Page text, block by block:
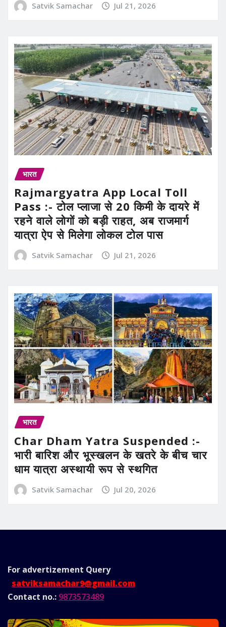
Satvik Samachar Jul 21, 2026
भारत
Rajmargyatra App Local Toll
Pass :- टोल प्लाजा से 20 किमी के दायरे में
रहने वाले लोगों को बड़ी राहत, अब राजमार्ग
यात्रा ऐप से मिलेगा लोकल टोल पास
Satvik Samachar Jul 21, 2026
भारत
Char Dham Yatra Suspended :-
भारी बारिश और भूस्खलन के खतरे के बीच चार
धाम यात्रा अस्थायी रूप से स्थगित
Satvik Samachar Jul 20, 2026
For advertizement Query
satviksamachar9@gmail.com
Contact no.: 9873573489